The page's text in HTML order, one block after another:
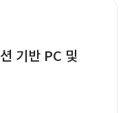
기반 PC 및